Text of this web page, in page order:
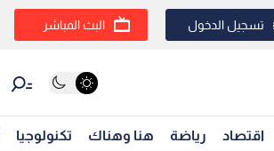
تسجيل الدخول البث المباشر
اقتصاد رياضة هنا وهناك تكنولوجيا